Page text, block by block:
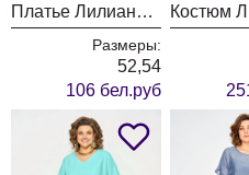
Платье Лилиана 1528
Размеры:
52,54
106 бел.руб